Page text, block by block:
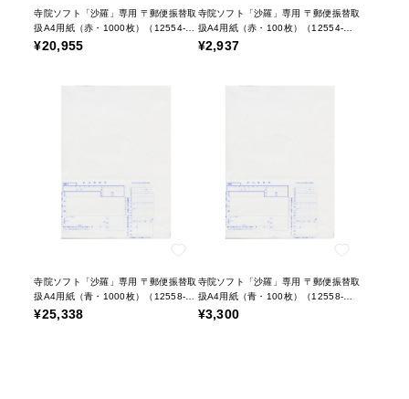
寺院ソフト「沙羅」専用 〒郵便振替取
扱A4用紙（赤・1000枚）（12554-
01）h4
¥20,955
寺院ソフト「沙羅」専用 〒郵便振替取
扱A4用紙（赤・100枚）（12554-
02）h4
¥2,937
寺院ソフト「沙羅」専用 〒郵便振替取
扱A4用紙（青・1000枚）（12558-
01）h4
¥25,338
寺院ソフト「沙羅」専用 〒郵便振替取
扱A4用紙（青・100枚）（12558-
02）h4
¥3,300